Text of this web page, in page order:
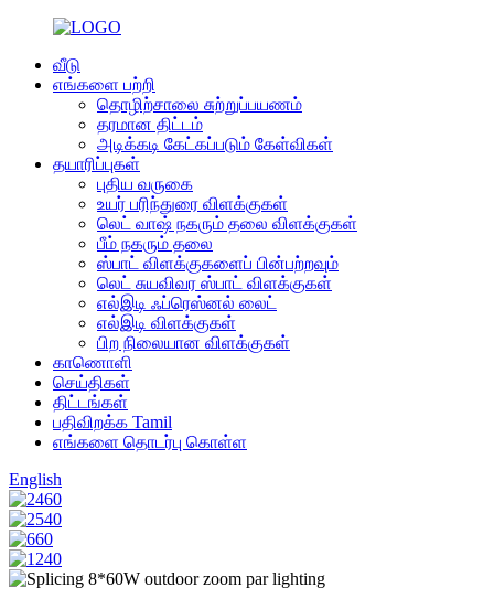
வீடு
எங்களை பற்றி
தொழிற்சாலை சுற்றுப்பயணம்
தரமான திட்டம்
அடிக்கடி கேட்கப்படும் கேள்விகள்
தயாரிப்புகள்
புதிய வருகை
உயர் பரிந்துரை விளக்குகள்
லெட் வாஷ் நகரும் தலை விளக்குகள்
பீம் நகரும் தலை
ஸ்பாட் விளக்குகளைப் பின்பற்றவும்
லெட் சுயவிவர ஸ்பாட் விளக்குகள்
எல்இடி ஃப்ரெஸ்னல் லைட்
எல்இடி விளக்குகள்
பிற நிலையான விளக்குகள்
காணொளி
செய்திகள்
திட்டங்கள்
பதிவிறக்க Tamil
எங்களை தொடர்பு கொள்ள
English